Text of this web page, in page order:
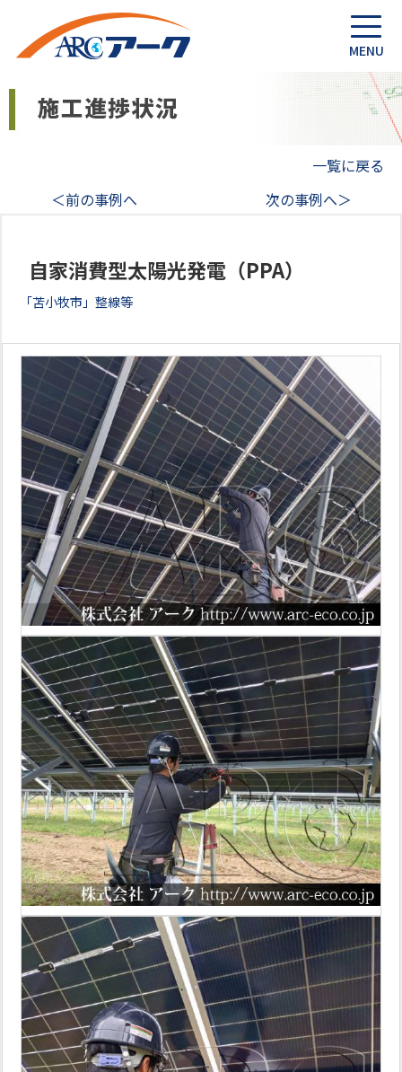
一覧に戻る
＜前の事例へ
次の事例へ＞
自家消費型太陽光発電（PPA）
「苫小牧市」整線等